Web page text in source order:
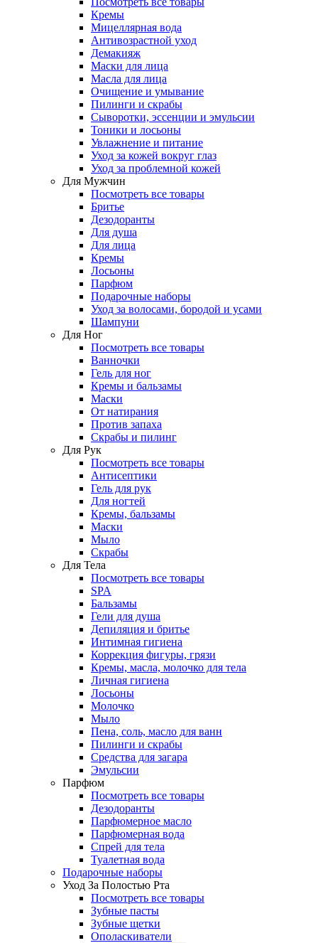
Кремы
Мицеллярная вода
Антивозрастной уход
Демакияж
Маски для лица
Масла для лица
Очищение и умывание
Пилинги и скрабы
Сыворотки, эссенции и эмульсии
Тоники и лосьоны
Увлажнение и питание
Уход за кожей вокруг глаз
Уход за проблемной кожей
Для Мужчин
Посмотреть все товары
Бритье
Дезодоранты
Для душа
Для лица
Кремы
Лосьоны
Парфюм
Подарочные наборы
Уход за волосами, бородой и усами
Шампуни
Для Ног
Посмотреть все товары
Ванночки
Гель для ног
Кремы и бальзамы
Маски
От натирания
Против запаха
Скрабы и пилинг
Для Рук
Посмотреть все товары
Антисептики
Гель для рук
Для ногтей
Кремы, бальзамы
Маски
Мыло
Скрабы
Для Тела
Посмотреть все товары
SPA
Бальзамы
Гели для душа
Депиляция и бритье
Интимная гигиена
Коррекция фигуры, грязи
Кремы, масла, молочко для тела
Личная гигиена
Лосьоны
Молочко
Мыло
Пена, соль, масло для ванн
Пилинги и скрабы
Средства для загара
Эмульсии
Парфюм
Посмотреть все товары
Дезодоранты
Парфюмерное масло
Парфюмерная вода
Спрей для тела
Туалетная вода
Подарочные наборы
Уход За Полостью Рта
Посмотреть все товары
Зубные пасты
Зубные щетки
Ополаскиватели